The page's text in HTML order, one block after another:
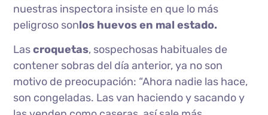
nuestras inspectora insiste en que lo más
peligroso sonlos huevos en mal estado.
Lascroquetas, sospechosas habituales de
contener sobras del día anterior, ya no son
motivo de preocupación: “Ahora nadie las hace,
son congeladas. Las van haciendo y sacando y